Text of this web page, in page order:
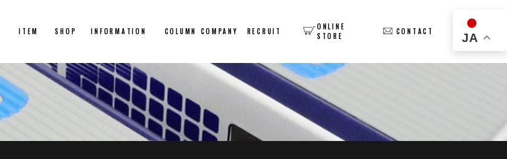
ITEM SHOP INFORMATION COLUMN COMPANY RECRUIT
ONLINE
STORE
CONTACT JA